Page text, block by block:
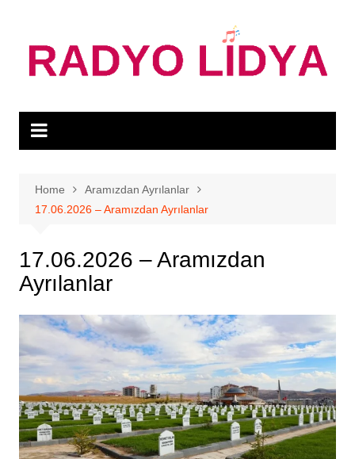
content
Home
Aramızdan Ayrılanlar
17.06.2026 – Aramızdan Ayrılanlar
17.06.2026 – Aramızdan
Ayrılanlar